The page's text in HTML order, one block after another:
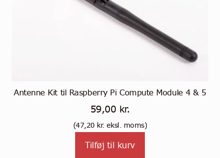
Antenne Kit til Raspberry Pi Compute Module 4 & 5
59,00 kr.
(47,20 kr. eksl. moms)
Tilføj til kurv